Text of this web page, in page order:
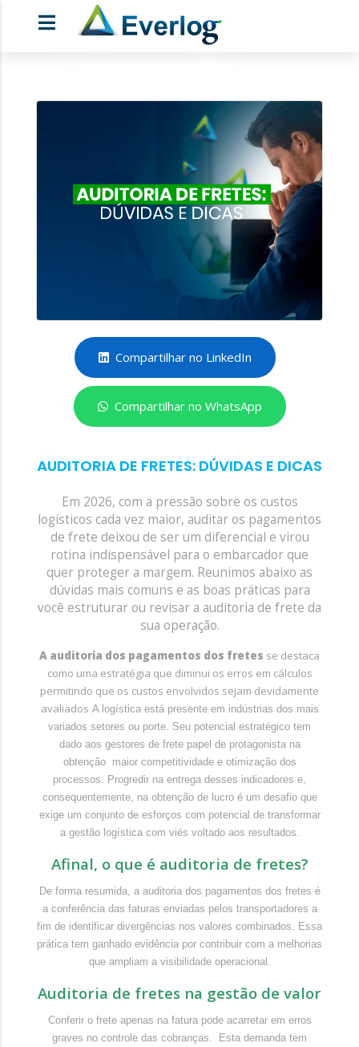
Compartilhar no LinkedIn
Compartilhar no WhatsApp
AUDITORIA DE FRETES: DÚVIDAS E DICAS
Em 2026, com a pressão sobre os custos
logísticos cada vez maior, auditar os pagamentos
de frete deixou de ser um diferencial e virou
rotina indispensável para o embarcador que
quer proteger a margem. Reunimos abaixo as
dúvidas mais comuns e as boas práticas para
você estruturar ou revisar a auditoria de frete da
sua operação.
A auditoria dos pagamentos dos fretes se destaca
como uma estratégia que diminui os erros em cálculos
permitindo que os custos envolvidos sejam devidamente
avaliados A logística está presente em indústrias dos mais
variados setores ou porte. Seu potencial estratégico tem
dado aos gestores de frete papel de protagonista na
obtenção maior competitividade e otimização dos
processos. Progredir na entrega desses indicadores e,
consequentemente, na obtenção de lucro é um desafio que
exige um conjunto de esforços com potencial de transformar
a gestão logística com viés voltado aos resultados.
Afinal, o que é auditoria de fretes?
De forma resumida, a auditoria dos pagamentos dos fretes é
a conferência das faturas enviadas pelos transportadores a
fim de identificar divergências nos valores combinados. Essa
prática tem ganhado evidência por contribuir com a melhorias
que ampliam a visibilidade operacional.
Auditoria de fretes na gestão de valor
Conferir o frete apenas na fatura pode acarretar em erros
graves no controle das cobranças.
Esta demanda tem